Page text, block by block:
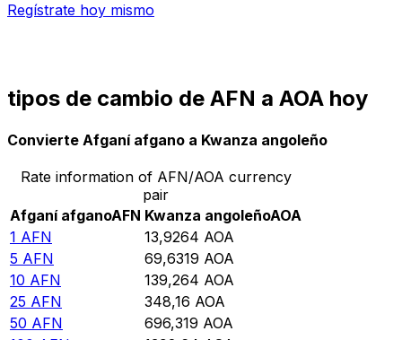
Regístrate hoy mismo
tipos de cambio de AFN a AOA hoy
Convierte Afganí afgano a Kwanza angoleño
Rate information of AFN/AOA currency
pair
Afganí afganoAFN Kwanza angoleñoAOA
1 AFN 13,9264 AOA
5 AFN 69,6319 AOA
10 AFN 139,264 AOA
25 AFN 348,16 AOA
50 AFN 696,319 AOA